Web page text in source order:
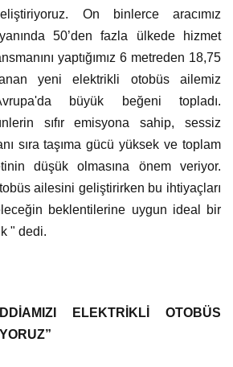
On binlerce aracımız
50’den fazla ülkede hizmet
yaptığımız 6 metreden 18,75
yeni elektrikli otobüs ailemiz
büyük beğeni topladı.
sıfır emisyona sahip, sessiz
sıra taşıma gücü yüksek ve toplam
düşük olmasına önem veriyor.
ailesini geliştirirken bu ihtiyaçları
beklentilerine uygun ideal bir
" dedi.
ELEKTRİKLİ OTOBÜS